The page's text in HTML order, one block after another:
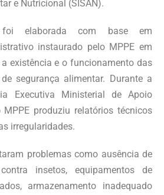
e Nutricional (SISAN).
foi elaborada com base em
instaurado pelo MPPE em
existência e o funcionamento das
segurança alimentar. Durante a
Executiva Ministerial de Apoio
MPPE produziu relatórios técnicos
irregularidades.
problemas como ausência de
insetos, equipamentos de
armazenamento inadequado